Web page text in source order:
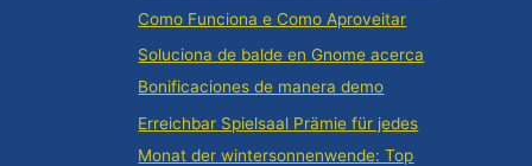
Como Funciona e Como Aproveitar
Soluciona de balde en Gnome acerca
Bonificaciones de manera demo
Erreichbar Spielsaal Prämie für jedes
Monat der wintersonnenwende: Top